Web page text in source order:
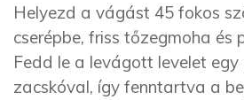
Helyezd a vágást 45 fokos
cserépbe, friss tőzegmoha és
Fedd le a levágott levelet
zacskóval, így fenntartva a